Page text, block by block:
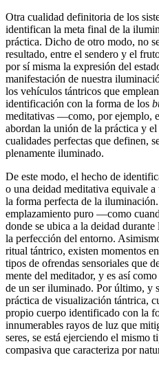
Otra cualidad definitoria de los
identifican la meta final de la
práctica. Dicho de otro modo, no
resultado, entre el sendero y el
por sí misma la expresión del
manifestación de nuestra
los vehículos tántricos que
identificación con la forma de los
meditativas ―como, por ejemplo,
abordan la unión de la práctica y
cualidades perfectas que definen,
plenamente iluminado.
De este modo, el hecho de
o una deidad meditativa equivale
la forma perfecta de la
emplazamiento puro ―como
donde se ubica a la deidad
la perfección del entorno.
ritual tántrico, existen momentos
tipos de ofrendas sensoriales que
mente del meditador, y es así
de un ser iluminado. Por último, y
práctica de visualización tántrica,
propio cuerpo identificado con la
innumerables rayos de luz que
seres, se está ejerciendo el mismo
compasiva que caracteriza por